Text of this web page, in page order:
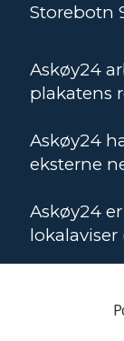
Storebotn
Askøy24
plakatens
Askøy24
eksterne
Askøy24
lokalaviser